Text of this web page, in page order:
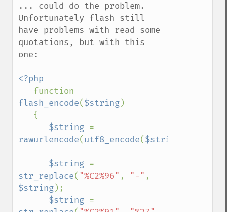
... could do the problem.
Unfortunately flash still
have problems with read some
quotations, but with this
one:
<?php
flash_encode($string)
$string
rawurlencode(utf8_encode($string
$string
str_replace( "%C2%96" , "-"
$string);
$string